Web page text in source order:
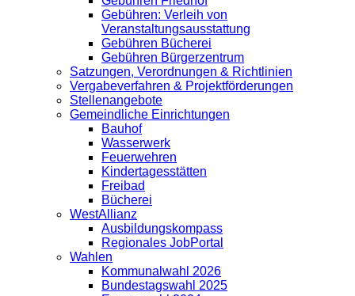
Gebühren: Verleih von
Veranstaltungsausstattung
Gebühren Bücherei
Gebühren Bürgerzentrum
Satzungen, Verordnungen & Richtlinien
Vergabeverfahren & Projektförderungen
Stellenangebote
Gemeindliche Einrichtungen
Bauhof
Wasserwerk
Feuerwehren
Kindertagesstätten
Freibad
Bücherei
WestAllianz
Ausbildungskompass
Regionales JobPortal
Wahlen
Kommunalwahl 2026
Bundestagswahl 2025